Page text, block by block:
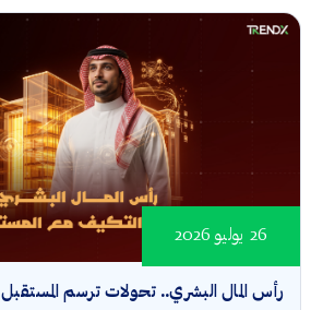
رأس المال البشري.. تحولات ترسم المستقبل
26 يوليو 2026